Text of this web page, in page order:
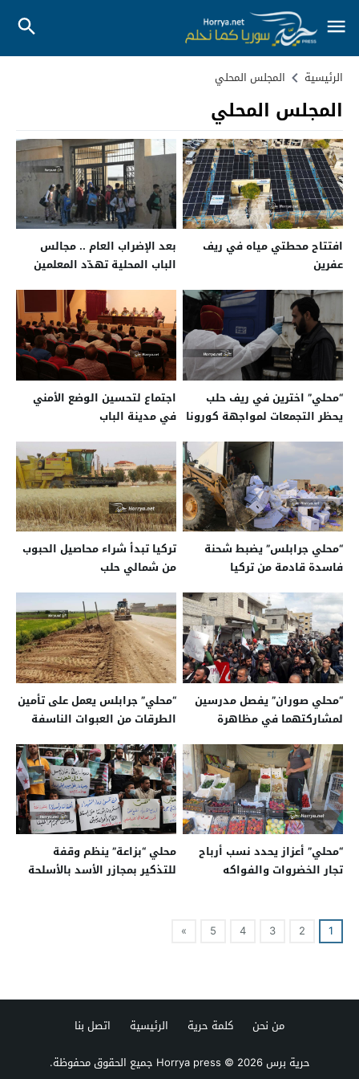
الرئيسية المجلس المحلي
المجلس المحلي
افتتاح محطتي مياه في ريف
عفرين
بعد الإضراب العام .. مجالس
الباب المحلية تهدّد المعلمين
“محلي” اخترين في ريف حلب
يحظر التجمعات لمواجهة كورونا
اجتماع لتحسين الوضع الأمني
في مدينة الباب
“محلي جرابلس” يضبط شحنة
فاسدة قادمة من تركيا
تركيا تبدأ شراء محاصيل الحبوب
من شمالي حلب
“محلي صوران” يفصل مدرسين
لمشاركتهما في مظاهرة
“محلي” جرابلس يعمل على تأمين
الطرقات من العبوات الناسفة
“محلي” أعزاز يحدد نسب أرباح
تجار الخضروات والفواكه
محلي “بزاعة” ينظم وقفة
للتذكير بمجازر الأسد بالأسلحة
1
2
3
4
5
»
من نحن كلمة حرية الرئيسية
اتصل بنا
حرية برس Horrya press© 2026 جميع الحقوق محفوظة.